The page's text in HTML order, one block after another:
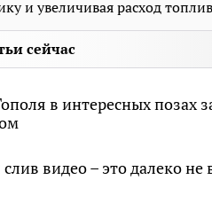
и увеличивая расход
сейчас
в интересных позах
видео – это далеко